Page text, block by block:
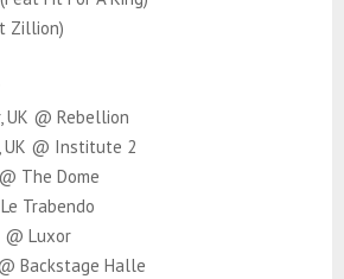
Zillion)
UK @ Rebellion
UK @ Institute 2
The Dome
Trabendo
@ Luxor
Backstage Halle